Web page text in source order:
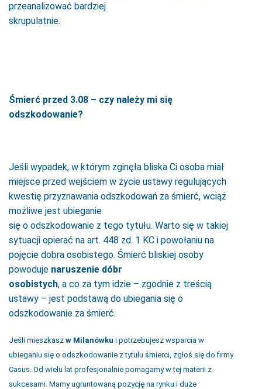
przeanalizować bardziej
skrupulatnie.
Śmierć przed 3.08 – czy należy mi się
odszkodowanie?
Jeśli wypadek, w którym zginęła bliska Ci osoba miał
miejsce przed wejściem w życie ustawy regulujących
kwestię przyznawania odszkodowań za śmierć, wciąż
możliwe jest ubieganie
się o odszkodowanie z tego tytułu. Warto się w takiej
sytuacji opierać na art. 448 zd. 1 KC i powołaniu na
pojęcie dobra osobistego. Śmierć bliskiej osoby
powoduje naruszenie dóbr
osobistych, a co za tym idzie – zgodnie z treścią
ustawy – jest podstawą do ubiegania się o
odszkodowanie za śmierć.
Jeśli mieszkasz w Milanówku i potrzebujesz wsparcia w
ubieganiu się o odszkodowanie z tytułu śmierci, zgłoś się do firmy
Casus. Od wielu lat profesjonalnie pomagamy w tej materii z
sukcesami. Mamy ugruntowaną pozycję na rynku i duże